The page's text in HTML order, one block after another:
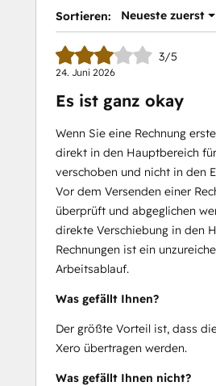
Sortieren: Neueste zuerst
3/5
24. Juni 2026
Es ist ganz okay
Wenn Sie eine Rechnung
direkt in den Hauptbereich
verschoben und nicht in den
Vor dem Versenden einer
überprüft und abgeglichen
direkte Verschiebung in den
Rechnungen ist ein
Arbeitsablauf.
Was gefällt Ihnen?
Der größte Vorteil ist, dass
Xero übertragen werden.
Was gefällt Ihnen nicht?